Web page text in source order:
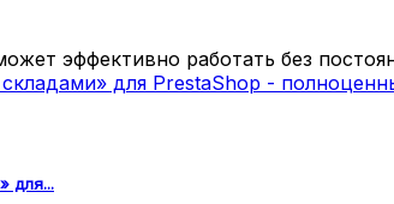
эффективно работать без
для...